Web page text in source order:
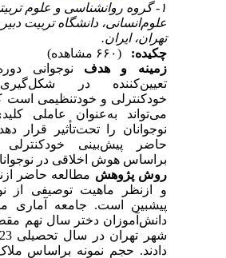
۱- گروه روانشناسی و علوم
علوم‌انسانی، دانشگاه تربیت دبیر
تهران، ایران.
چکیده:
زمینه و هدفنوجوانی
تعیین‌کننده در
خودکنترلی و خودتنظیمی است
می‌تواند به‌عنوان عاملی
نوجوانان را تحت‌تأثیر قرار
حاضر پیش‌بینی خودکنترلی
براساس هوش اخلاقی در
روش پژوهشمطالعه حاضر
و ازنظر ماهیت توصیفی از
پیشبین است. جامعه آماری
دانش‌آموزان دختر سال نهم